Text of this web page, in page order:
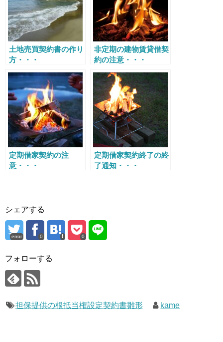
土地売買契約書の作り
方・・・
非定期の建物賃貸借契
約の注意・・・
定期借家契約の注
意・・・
定期借家契約終了の終
了通知・・・
シェアする
error 0 0
フォローする
担保提供の根抵当権設定契約書雛形 kame